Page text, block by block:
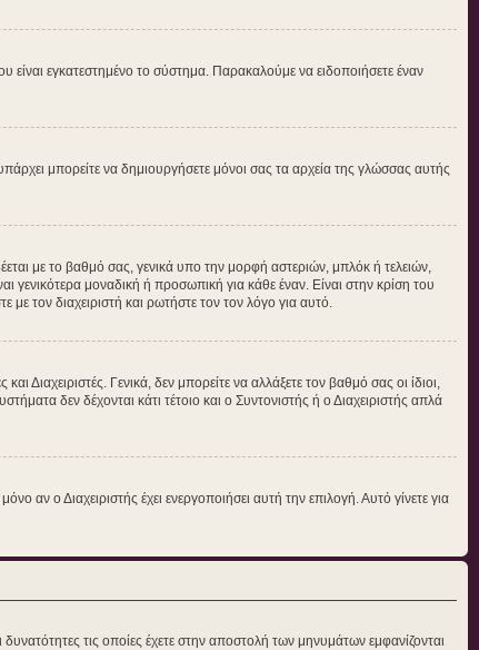
είναι εγκατεστημένο το σύστημα. Παρακαλούμε να ειδοποιήσετε έναν
μπορείτε να δημιουργήσετε μόνοι σας τα αρχεία της γλώσσας αυτής
με το βαθμό σας, γενικά υπο την μορφή αστεριών, μπλόκ ή τελειών,
γενικότερα μοναδική ή προσωπική για κάθε έναν. Είναι στην κρίση του
με τον διαχειριστή και ρωτήστε τον τον λόγο για αυτό.
Διαχειριστές. Γενικά, δεν μπορείτε να αλλάξετε τον βαθμό σας οι ίδιοι,
δεν δέχονται κάτι τέτοιο και ο Συντονιστής ή ο Διαχειριστής απλά
ο Διαχειριστής έχει ενεργοποιήσει αυτή την επιλογή. Αυτό γίνετε για
τις οποίες έχετε στην αποστολή των μηνυμάτων εμφανίζονται